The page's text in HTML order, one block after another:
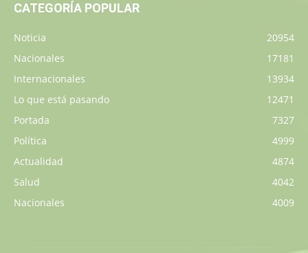
CATEGORÍA POPULAR
Noticia
20954
Nacionales
17181
Internacionales
13934
Lo que está pasando
12471
Portada
7327
Política
4999
Actualidad
4874
Salud
4042
Nacionales
4009